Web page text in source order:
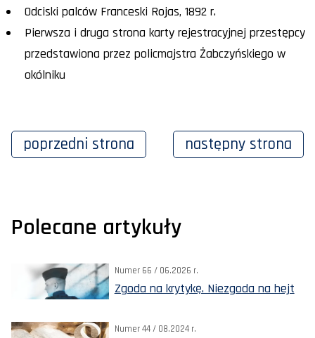
Odciski palców Franceski Rojas, 1892 r.
Pierwsza i druga strona karty rejestracyjnej przestępcy
przedstawiona przez policmajstra Żabczyńskiego w
okólniku
poprzedni strona następny strona
Polecane artykuły
Numer 66 / 06.2026 r.
Zgoda na krytykę. Niezgoda na hejt
Numer 44 / 08.2024 r.